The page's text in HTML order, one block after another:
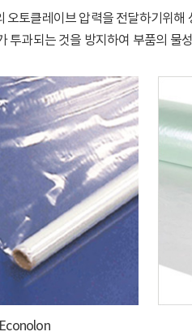
오토클레이브 압력을 전달하기위
투과되는 것을 방지하여 부품의 물
Econolon